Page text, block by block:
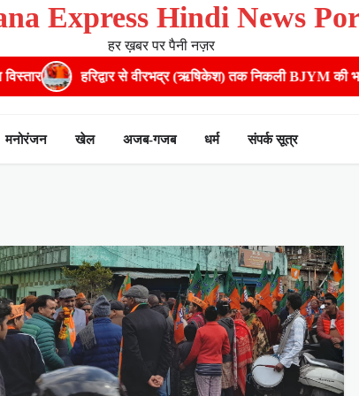
Express Hindi News
हर ख़बर पर पैनी नज़र
​हरिद्वार से वीरभद्र (ऋषिकेश) तक निकली BJYM की भव्य कांवड़
मनोरंजन खेल अजब-गजब धर्म संपर्क सूत्र